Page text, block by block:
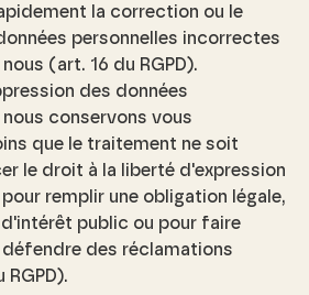
la correction ou le
personnelles incorrectes
(art. 16 du RGPD).
des données
conservons vous
que le traitement ne soit
le droit à la liberté d'expression
remplir une obligation légale,
public ou pour faire
défendre des réclamations
RGPD).